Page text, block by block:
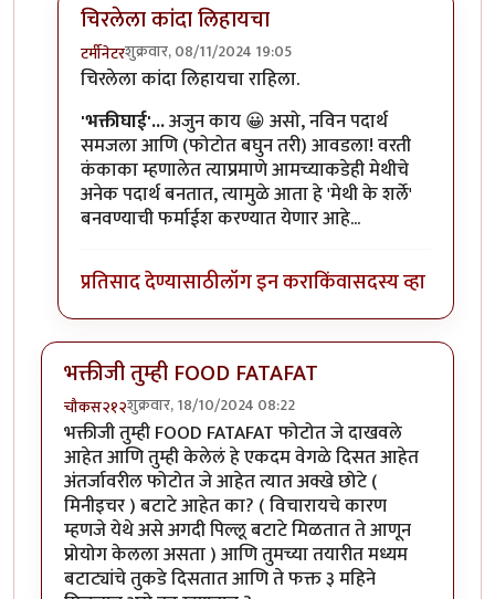
चिरलेला कांदा लिहायचा
टर्मीनेटरशुक्रवार, 08/11/2024 19:05
In reply toचिरलेला कांदा लिहायचा राहिला
चिरलेला कांदा लिहायचा राहिला.
'भक्तीघाई'...अजुन काय 😀 असो, नविन पदार्थ
समजला आणि (फोटोत बघुन तरी) आवडला! वरती
कंकाका म्हणालेत त्याप्रमाणे आमच्याकडेही मेथीचे
अनेक पदार्थ बनतात, त्यामुळे आता हे 'मेथी के शर्ले'
बनवण्याची फर्माईश करण्यात येणार आहे...
प्रतिसाद देण्यासाठीलॉग इन कराकिंवासदस्य व्हा
भक्तीजी तुम्ही FOOD FATAFAT
चौकस२१२शुक्रवार, 18/10/2024 08:22
भक्तीजी तुम्ही FOOD FATAFAT फोटोत जे दाखवले
आहेत आणि तुम्ही केलेलं हे एकदम वेगळे दिसत आहेत
अंतर्जावरील फोटोत जे आहेत त्यात अक्खे छोटे (
मिनीइचर ) बटाटे आहेत का? ( विचारायचे कारण
म्हणजे येथे असे अगदी पिल्लू बटाटे मिळतात ते आणून
प्रोयोग केलला असता ) आणि तुमच्या तयारीत मध्यम
बटाट्यांचे तुकडे दिसतात आणि ते फक्त ३ महिने